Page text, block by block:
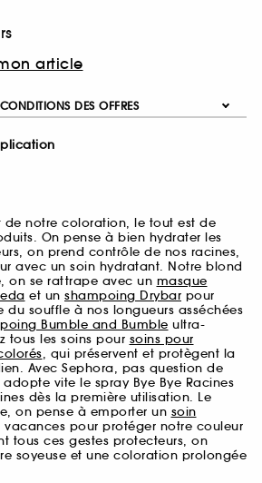
article
DES OFFRES
de notre coloration, le tout est de
On pense à bien hydrater les
on prend contrôle de nos racines,
avec un soin hydratant. Notre blond
on se rattrape avec un masque
et un shampoing Drybar pour
du souffle à nos longueurs asséchées
Bumble and Bumble ultra-
tous les soins pour soins pour
, qui préservent et protègent la
Avec Sephora, pas question de
vite le spray Bye Bye Racines
dès la première utilisation. Le
on pense à emporter un soin
vacances pour protéger notre couleur
tous ces gestes protecteurs, on
soyeuse et une coloration prolongée